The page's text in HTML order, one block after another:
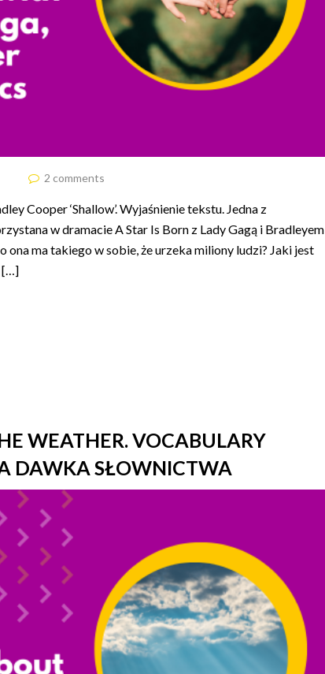
2 comments
Cooper ‘Shallow’. Wyjaśnienie tekstu. Jedna z
w dramacie A Star Is Born z Lady Gagą i Bradleyem
ona ma takiego w sobie, że urzeka miliony ludzi? Jaki jest
[…]
WEATHER. VOCABULARY
DAWKA SŁOWNICTWA